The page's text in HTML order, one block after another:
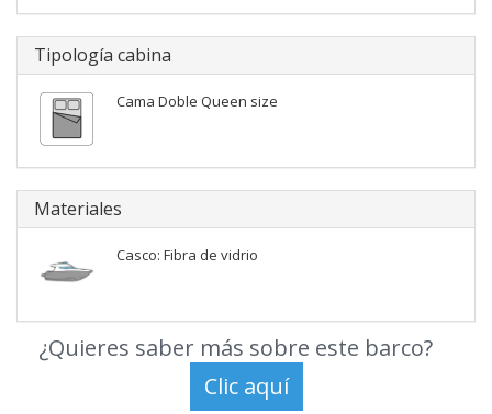
Tipología cabina
Cama Doble Queen size
Materiales
Casco: Fibra de vidrio
¿Quieres saber más sobre este barco?